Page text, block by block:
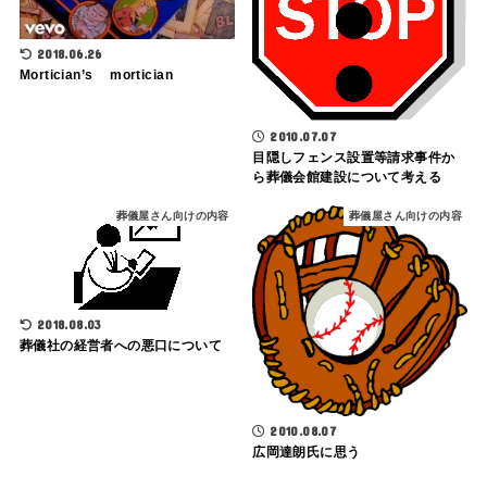
2018.06.26
Mortician’s mortician
2010.07.07
目隠しフェンス設置等請求事件か
ら葬儀会館建設について考える
葬儀屋さん向けの内容
2018.08.03
葬儀社の経営者への悪口について
葬儀屋さん向けの内容
2010.08.07
広岡達朗氏に思う